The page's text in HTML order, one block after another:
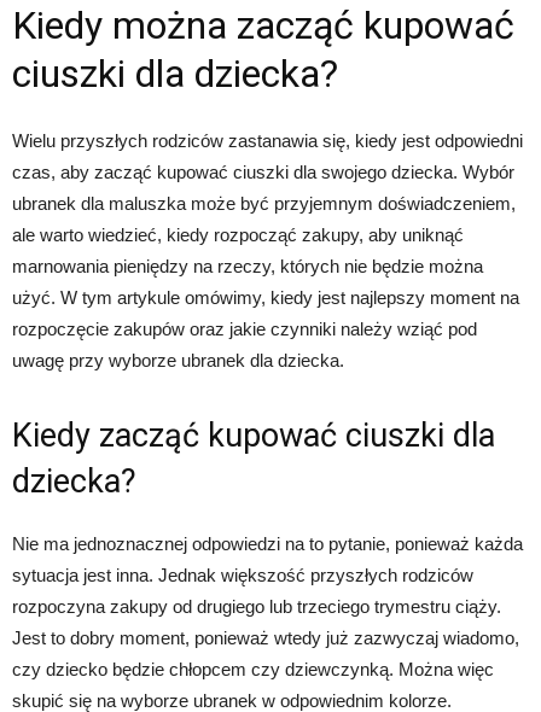
Kiedy można zacząć kupować
ciuszki dla dziecka?
Wielu przyszłych rodziców zastanawia się, kiedy jest odpowiedni
czas, aby zacząć kupować ciuszki dla swojego dziecka. Wybór
ubranek dla maluszka może być przyjemnym doświadczeniem,
ale warto wiedzieć, kiedy rozpocząć zakupy, aby uniknąć
marnowania pieniędzy na rzeczy, których nie będzie można
użyć. W tym artykule omówimy, kiedy jest najlepszy moment na
rozpoczęcie zakupów oraz jakie czynniki należy wziąć pod
uwagę przy wyborze ubranek dla dziecka.
Kiedy zacząć kupować ciuszki dla
dziecka?
Nie ma jednoznacznej odpowiedzi na to pytanie, ponieważ każda
sytuacja jest inna. Jednak większość przyszłych rodziców
rozpoczyna zakupy od drugiego lub trzeciego trymestru ciąży.
Jest to dobry moment, ponieważ wtedy już zazwyczaj wiadomo,
czy dziecko będzie chłopcem czy dziewczynką. Można więc
skupić się na wyborze ubranek w odpowiednim kolorze.